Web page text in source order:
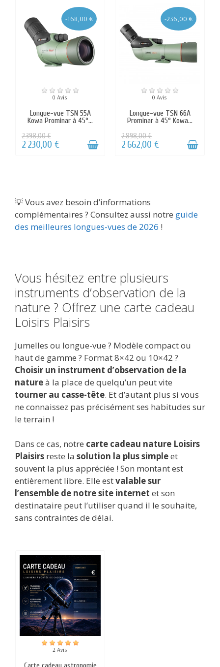
💡 Vous avez besoin d’informations
complémentaires ? Consultez aussi notre guide
des meilleures longues-vues de 2026 !
Vous hésitez entre plusieurs
instruments d’observation de la
nature ? Offrez une carte cadeau
Loisirs Plaisirs
Jumelles ou longue-vue ? Modèle compact ou
haut de gamme ? Format 8×42 ou 10×42 ?
Choisir un instrument d’observation de la
natureà la place de quelqu’un peut vite
tourner au casse-tête. Et d’autant plus si vous
ne connaissez pas précisément ses habitudes sur
le terrain !
Dans ce cas, notre carte cadeau nature Loisirs
Plaisirs reste la solution la plus simpleet
souvent la plus appréciée ! Son montant est
entièrement libre. Elle estvalable sur
l’ensemble de notre site internet et son
destinataire peut l’utiliser quand il le souhaite,
sans contraintes de délai.